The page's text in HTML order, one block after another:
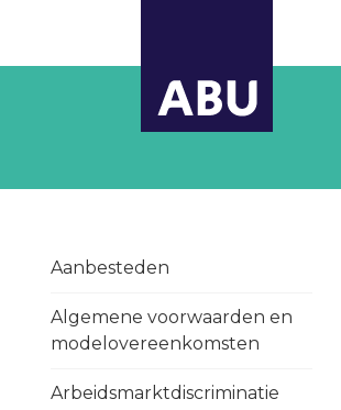
Aanbesteden
Algemene voorwaarden en
modelovereenkomsten
Arbeidsmarktdiscriminatie